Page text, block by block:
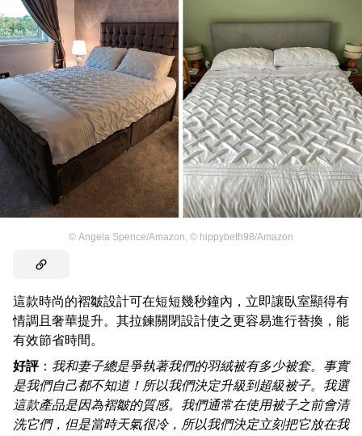
© Angela Spence/Amazon, © hippybeth98/Amazon
這款時尚的褶皺設計可在短短幾秒鐘內，立即讓臥室顯得有
情調且奢華提升。其拉鍊關閉設計使之更容易進行替換，能
有效節省時間。
好評： 我和妻子總是爭執著我們的羽絨被有多少被套。事實
是我們自己都不知道！所以我們決定升級到超級被子。我選
這款產品是因為褶皺的質感。我們通常在使用被子之前會清
洗它們，但是當時天氣很冷，所以我們決定立刻把它放在我